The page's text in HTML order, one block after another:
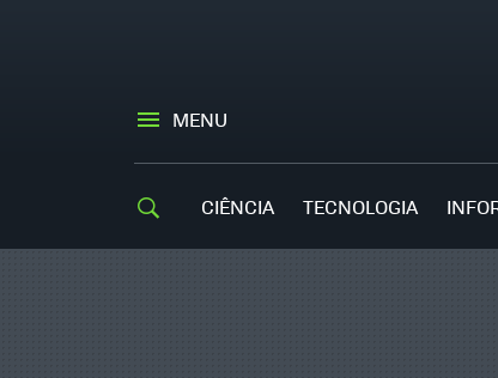
MENU
CIÊNCIA TECNOLOGIA